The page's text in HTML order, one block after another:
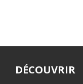
DÉCOUVRIR